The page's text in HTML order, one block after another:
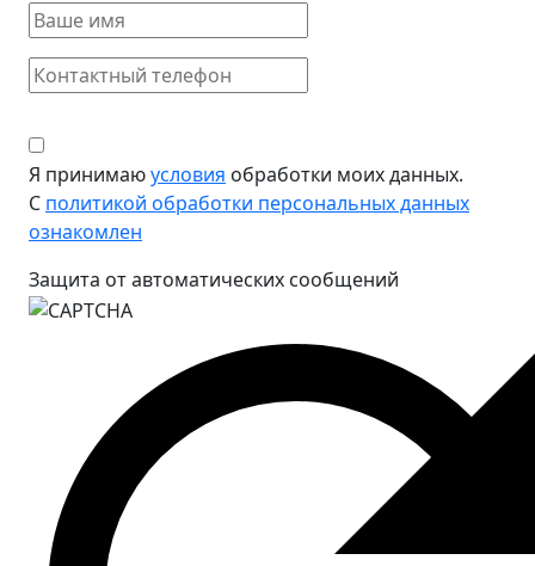
Я принимаюусловия обработки моих данных.
С политикой обработки персональных данных
ознакомлен
Защита от автоматических сообщений